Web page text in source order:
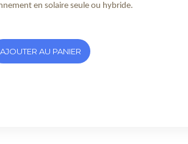
en solaire seule ou hybride.
AJOUTER AU PANIER